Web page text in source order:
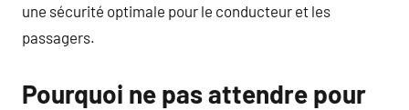
une sécurité optimale pour le conducteur et les
passagers.
Pourquoi ne pas attendre pour